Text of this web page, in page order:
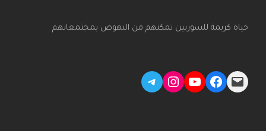
حياة كريمة للسوريين تمكنهم من النهوض بمجتمعاتهم
Mail
Facebook
YouTube
Instagram
Telegram